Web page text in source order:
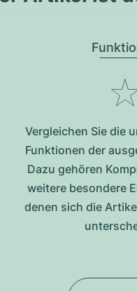
Vergleichen Sie die
Funktionen der
Dazu gehören
weitere besondere
denen sich die